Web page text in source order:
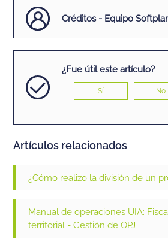
Créditos - Equipo
¿Fue útil este artículo?
Sí No
Artículos relacionados
¿Cómo realizo la división de un
Manual de operaciones UIA:
territorial - Gestión de OPJ